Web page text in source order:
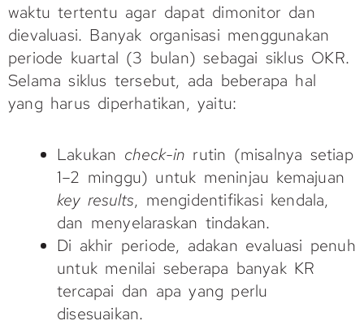
waktu tertentu agar dapat dimonitor dan
dievaluasi. Banyak organisasi menggunakan
periode kuartal (3 bulan) sebagai siklus OKR.
Selama siklus tersebut, ada beberapa hal
yang harus diperhatikan, yaitu:
Lakukan check-in rutin (misalnya setiap
1–2 minggu) untuk meninjau kemajuan
key results, mengidentifikasi kendala,
dan menyelaraskan tindakan.
Di akhir periode, adakan evaluasi penuh
untuk menilai seberapa banyak KR
tercapai dan apa yang perlu
disesuaikan.